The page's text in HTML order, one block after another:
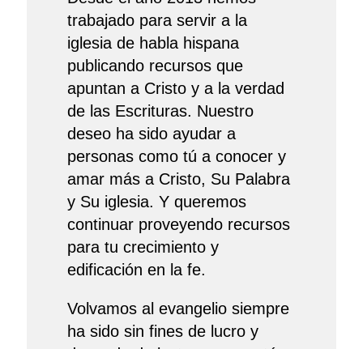
trabajado para servir a la
iglesia de habla hispana
publicando recursos que
apuntan a Cristo y a la verdad
de las Escrituras. Nuestro
deseo ha sido ayudar a
personas como tú a conocer y
amar más a Cristo, Su Palabra
y Su iglesia. Y queremos
continuar proveyendo recursos
para tu crecimiento y
edificación en la fe.
Volvamos al evangelio siempre
ha sido sin fines de lucro y